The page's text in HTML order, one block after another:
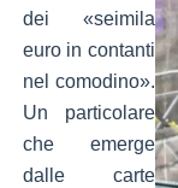
dei «seimila
euro in contanti
nel comodino».
Un particolare
che emerge
dalle carte